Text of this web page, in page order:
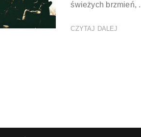
świeżych brzmień,
CZYTAJ DALEJ